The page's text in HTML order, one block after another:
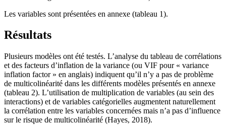
Les variables sont présentées en annexe (tableau 1).
Résultats
Plusieurs modèles ont été testés. L’analyse du tableau de corrélations
et des facteurs d’inflation de la variance (ou VIF pour « variance
inflation factor » en anglais) indiquent qu’il n’y a pas de problème
de multicolinéarité dans les différents modèles présentés en annexe
(tableau 2). L’utilisation de multiplication de variables (au sein des
interactions) et de variables catégorielles augmentent naturellement
la corrélation entre les variables concernées mais n’a pas d’influence
sur le risque de multicolinéarité (Hayes, 2018).